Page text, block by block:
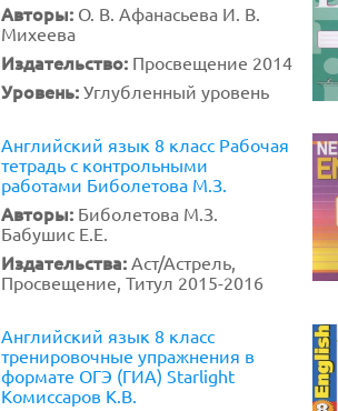
Авторы: О. В. Афанасьева И. В.
Михеева
Издательство: Просвещение 2014
Уровень: Углубленный уровень
Английский язык 8 класс Рабочая
тетрадь с контрольными
работами Биболетова М.З.
Авторы: Биболетова М.З.
Бабушис Е.Е.
Издательства: Аст/Астрель,
Просвещение, Титул 2015-2016
Английский язык 8 класс
тренировочные упражнения в
формате ОГЭ (ГИА) Starlight
Комиссаров К.В.